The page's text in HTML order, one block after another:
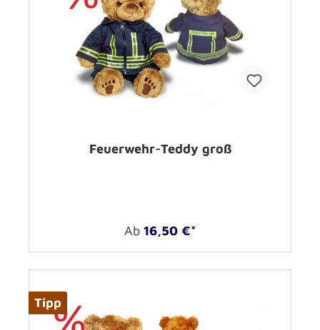
Feuerwehr-Teddy groß
Ab 16,50 €*
Tipp